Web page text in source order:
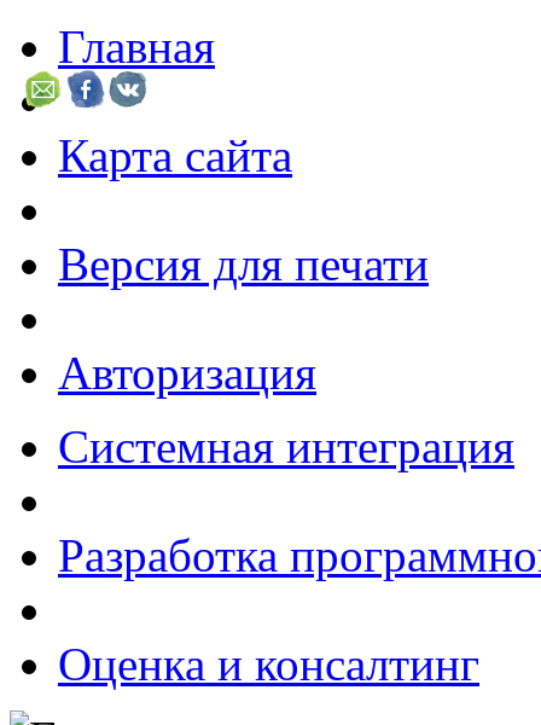
Главная
Карта сайта
Версия для печати
Авторизация
Системная интеграция
Разработка
Оценка и консалтинг